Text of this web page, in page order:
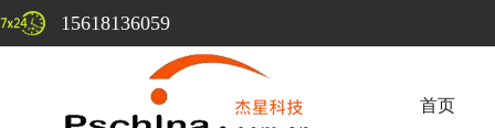
15618136059
首页